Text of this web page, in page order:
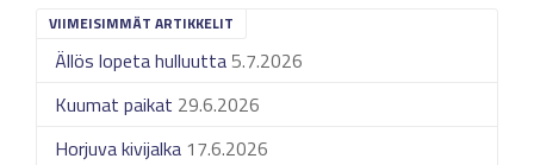
VIIMEISIMMÄT ARTIKKELIT
Ällös lopeta hulluutta5.7.2026
Kuumat paikat 29.6.2026
Horjuva kivijalka 17.6.2026